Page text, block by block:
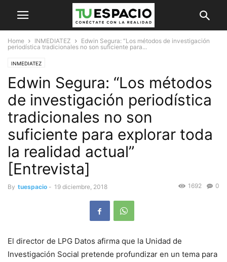
Home INMEDIATEZ
Edwin Segura: “Los métodos de investigación
periodística tradicionales no son suficiente para...
INMEDIATEZ
Edwin Segura: “Los métodos
de investigación periodística
tradicionales no son
suficiente para explorar toda
la realidad actual”
[Entrevista]
By tuespacio - 19 diciembre, 2018 0
1692
El director de LPG Datos afirma que la Unidad de
Investigación Social pretende profundizar en un tema para